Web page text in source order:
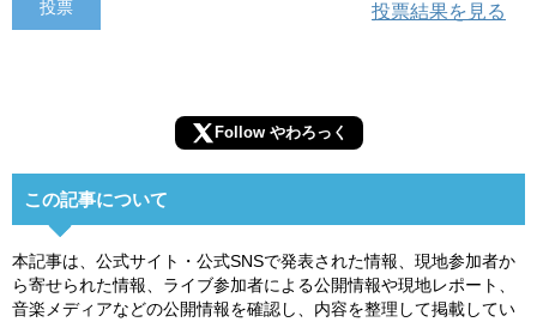
投票結果を見る
Follow やわろっく
この記事について
本記事は、公式サイト・公式SNSで発表された情報、現地参加者か
ら寄せられた情報、ライブ参加者による公開情報や現地レポート、
音楽メディアなどの公開情報を確認し、内容を整理して掲載してい